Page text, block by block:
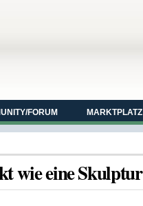
FORUM MARKTPLATZ
wie eine Skulptur